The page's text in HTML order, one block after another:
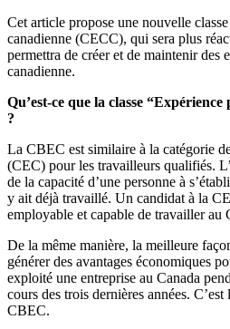
Cet article propose une nouvelle
canadienne (CECC), qui sera plus
permettra de créer et de maintenir des
canadienne.
Qu’est-ce que la classe
?
La CBEC est similaire à la catégorie
(CEC) pour les travailleurs qualifiés.
de la capacité d’une personne à
y ait déjà travaillé. Un candidat à la
employable et capable de travailler au
De la même manière, la meilleure
générer des avantages économiques
exploité une entreprise au Canada
cours des trois dernières années.
CBEC.